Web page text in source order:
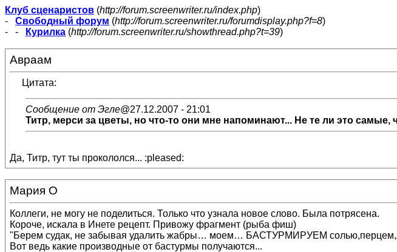
Клуб сценаристов (http://forum.screenwriter.ru/index.php)
- Свободный форум (http://forum.screenwriter.ru/forumdisplay.php?f=8)
- -
Курилка (http://forum.screenwriter.ru/showthread.php?t=39)
Авраам
Цитата:
Сообщение от Эгле@27.12.2007 - 21:01
Титр, мерси за цветы, но что-то они мне напоминают... Не те ли это
Да, Титр, тут ты прокололся... :pleased:
Мария О
Коллеги, не могу не поделиться. Только что узнала новое слово. Была потрясена.
Короче, искала в Инете рецепт. Привожу фрагмент (рыба фиш)
"Берем судак, не забывая удалить жабры… моем… БАСТУРМИРУЕМ
Вот ведь какие производные от бастурмы получаются...